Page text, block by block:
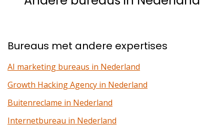
Bureaus met andere expertises
AI marketing bureaus in Nederland
Growth Hacking Agency in Nederland
Buitenreclame in Nederland
Internetbureau in Nederland